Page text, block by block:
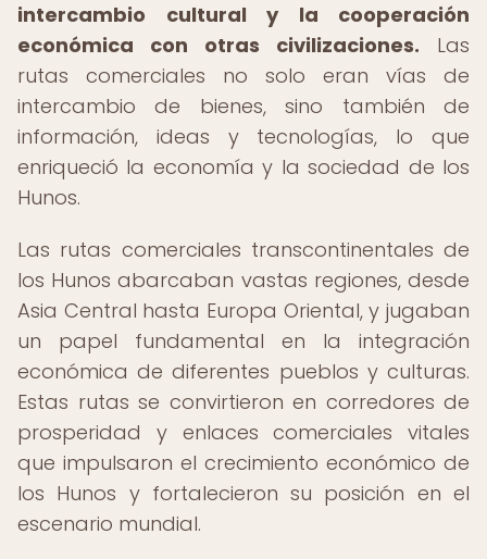
intercambio cultural y la cooperación
económica con otras civilizaciones. Las
rutas comerciales no solo eran vías de
intercambio de bienes, sino también de
información, ideas y tecnologías, lo que
enriqueció la economía y la sociedad de los
Hunos.
Las rutas comerciales transcontinentales de
los Hunos abarcaban vastas regiones, desde
Asia Central hasta Europa Oriental, y jugaban
un papel fundamental en la integración
económica de diferentes pueblos y culturas.
Estas rutas se convirtieron en corredores de
prosperidad y enlaces comerciales vitales
que impulsaron el crecimiento económico de
los Hunos y fortalecieron su posición en el
escenario mundial.